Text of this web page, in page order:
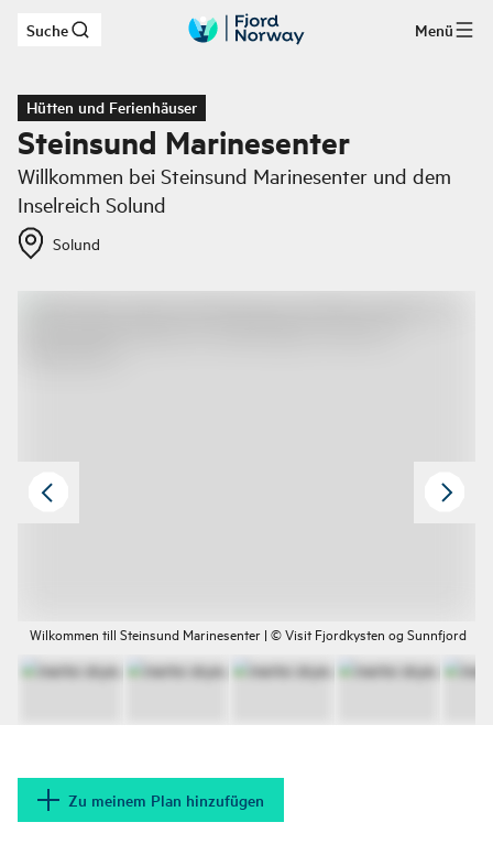
Zum Hauptinhalt
Suche Menü
Hütten und Ferienhäuser
Steinsund Marinesenter
Willkommen bei Steinsund Marinesenter und dem
Inselreich Solund
Solund
Wilkommen till Steinsund Marinesenter | © Visit Fjordkysten og Sunnfjord
Zu meinem Plan hinzufügen